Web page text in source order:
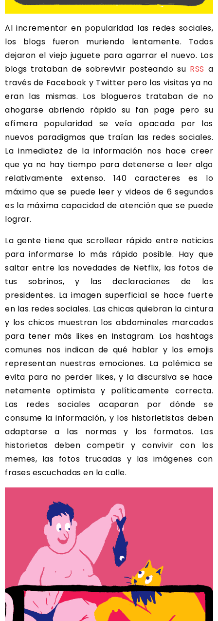
Al incrementar en popularidad las redes sociales,
los blogs fueron muriendo lentamente. Todos
dejaron el viejo juguete para agarrar el nuevo. Los
blogs trataban de sobrevivir posteando su RSS a
través de Facebook y Twitter pero las visitas ya no
eran las mismas. Los blogueros trataban de no
ahogarse abriendo rápido su fan page pero su
efímera popularidad se veía opacada por los
nuevos paradigmas que traían las redes sociales.
La inmediatez de la información nos hace creer
que ya no hay tiempo para detenerse a leer algo
relativamente extenso. 140 caracteres es lo
máximo que se puede leer y videos de 6 segundos
es la máxima capacidad de atención que se puede
lograr.
La gente tiene que scrollear rápido entre noticias
para informarse lo más rápido posible. Hay que
saltar entre las novedades de Netflix, las fotos de
tus sobrinos, y las declaraciones de los
presidentes. La imagen superficial se hace fuerte
en las redes sociales. Las chicas quiebran la cintura
y los chicos muestran los abdominales marcados
para tener más likes en Instagram. Los hashtags
comunes nos indican de qué hablar y los emojis
representan nuestras emociones. La polémica se
evita para no perder likes, y la discursiva se hace
netamente optimista y políticamente correcta.
Las redes sociales acaparan por dónde se
consume la información, y los historietistas deben
adaptarse a las normas y los formatos. Las
historietas deben competir y convivir con los
memes, las fotos trucadas y las imágenes con
frases escuchadas en la calle.